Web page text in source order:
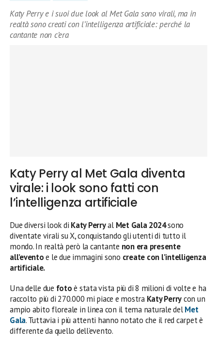
Katy Perry e i suoi due look al Met Gala sono virali, ma in
realtà sono creati con l’intelligenza artificiale: perché la
cantante non c’era
Katy Perry al Met Gala diventa
virale: i look sono fatti con
l’intelligenza artificiale
Due diversi look di Katy Perryal Met Gala 2024sono
diventate virali su X, conquistando gli utenti di tutto il
mondo. In realtà però la cantante non era presente
all’eventoe le due immagini sono create con l’intelligenza
artificiale.
Una delle due fotoè stata vista più di 8 milioni di volte e ha
raccolto più di 270.000 mi piace e mostraKaty Perrycon un
ampio abito floreale in linea con il tema naturale delMet
Gala. Tuttavia i più attenti hanno notato che il red carpet è
differente da quello dell’evento.